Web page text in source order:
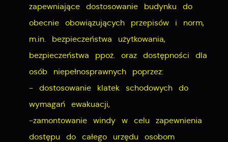
zapewniające dostosowanie budynku do
obecnie obowiązujących przepisów i norm,
m.in. bezpieczeństwa użytkowania,
bezpieczeństwa ppoż. oraz dostępności dla
osób niepełnosprawnych poprzez:
- dostosowanie klatek schodowych do
wymagań ewakuacji,
-zamontowanie windy w celu zapewnienia
dostępu do całego urzędu osobom